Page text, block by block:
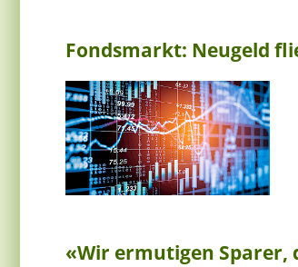
Fondsmarkt: Neugeld
«Wir ermutigen Sparer,